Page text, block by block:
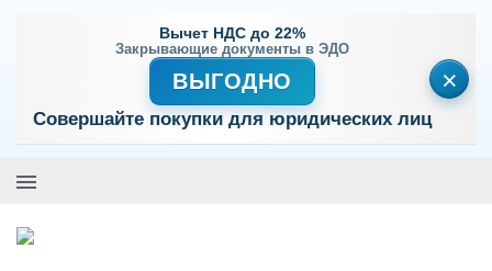
Вычет НДС до 22%
Закрывающие документы в ЭДО
ВЫГОДНО
Совершайте покупки для юридических лиц
×